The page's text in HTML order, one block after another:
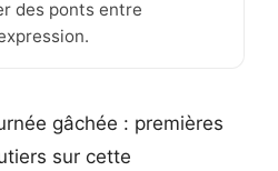
des ponts entre
gâchée : premières
sur cette